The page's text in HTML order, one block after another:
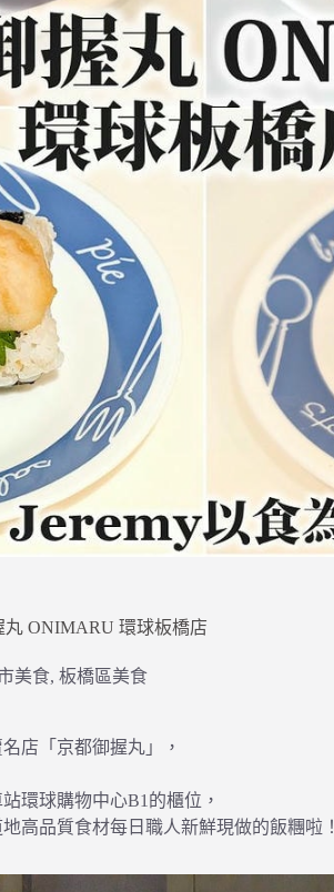
ONIMARU 環球板橋店
美食, 板橋區美食
店「京都御握丸」，
環球購物中心B1的櫃位，
高品質食材每日職人新鮮現做的飯糰啦！